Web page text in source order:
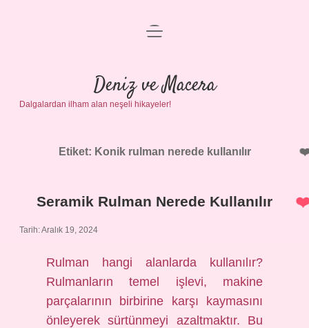
Anasayfa
Gizlilik Politikası
Yasal Uyarı
menüyü
Deniz ve Macera
Dalgalardan ilham alan neşeli hikayeler!
Etiket: Konik rulman nerede kullanılır
Seramik Rulman Nerede Kullanılır
Tarih: Aralık 19, 2024
Rulman hangi alanlarda kullanılır?
Rulmanların temel işlevi, makine
parçalarının birbirine karşı kaymasını
önleyerek sürtünmeyi azaltmaktır. Bu